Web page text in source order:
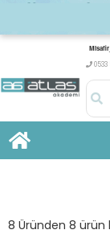
0533
8 Üründen 8 ürün